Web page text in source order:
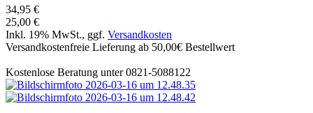
34,95 €
25,00 €
Inkl. 19% MwSt., ggf. Versandkosten
Versandkostenfreie Lieferung ab 50,00€ Bestellwert
Kostenlose Beratung unter 0821-5088122